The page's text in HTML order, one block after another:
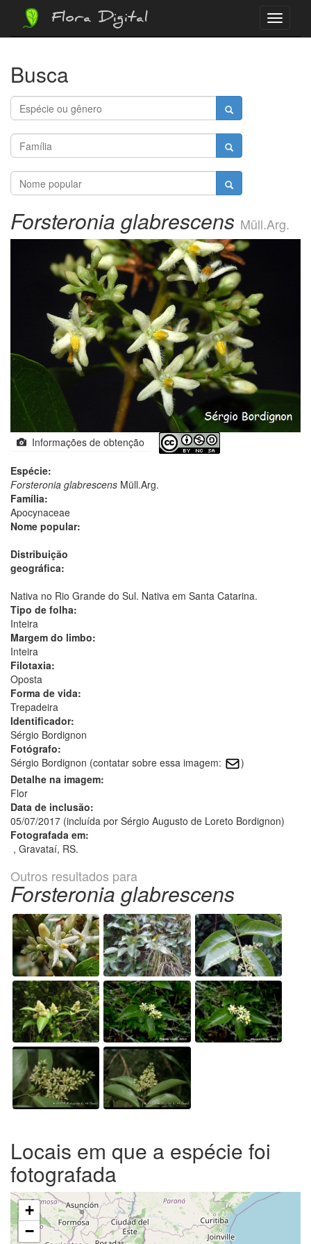
Menu
Flora Digital
Busca
Forsteronia glabrescens Müll.Arg.
Informações de obtenção
Espécie:
Forsteronia glabrescens Müll.Arg.
Família:
Apocynaceae
Nome popular:
Distribuição
geográfica:
Nativa no Rio Grande do Sul. Nativa em Santa Catarina.
Tipo de folha:
Inteira
Margem do limbo:
Inteira
Filotaxia:
Oposta
Forma de vida:
Trepadeira
Identificador:
Sérgio Bordignon
Fotógrafo:
Sérgio Bordignon (contatar sobre essa imagem:
)
Detalhe na imagem:
Flor
Data de inclusão:
05/07/2017 (incluída por Sérgio Augusto de Loreto Bordignon)
Fotografada em:
, Gravataí, RS.
Outros resultados para
Forsteronia glabrescens
Locais em que a espécie foi
fotografada
+
−